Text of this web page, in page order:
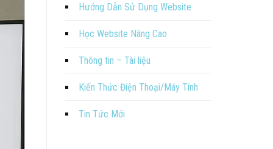
Hướng Dẫn Sử Dụng Website
Học Website Nâng Cao
Thông tin – Tài liệu
Kiến Thức Điện Thoại/Máy Tính
Tin Tức Mới